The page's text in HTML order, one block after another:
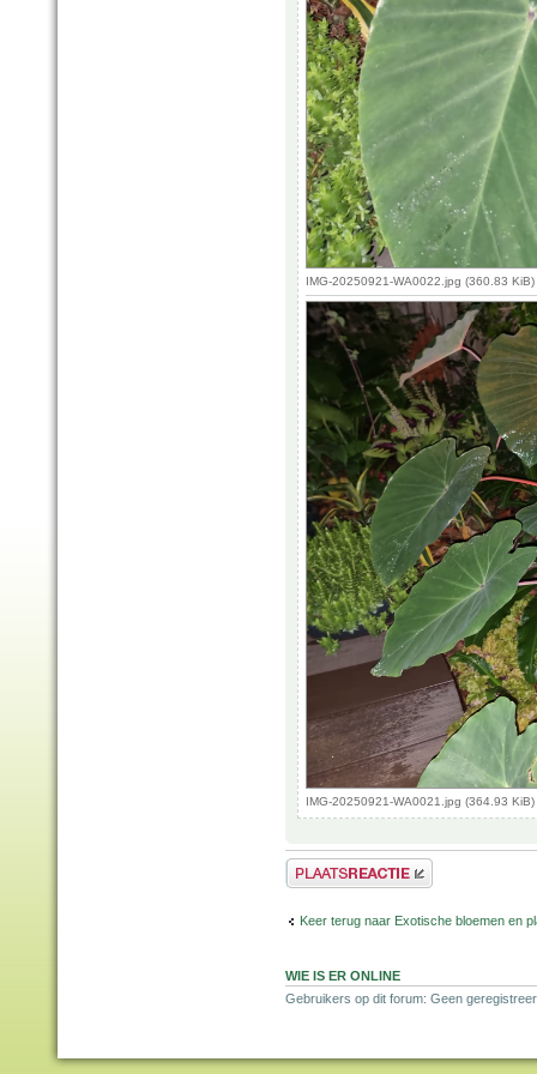
IMG-20250921-WA0022.jpg (360.83
IMG-20250921-WA0021.jpg (364.93
Plaats een reactie
Keer terug naar Exotische bloemen en
WIE IS ER ONLINE
Gebruikers op dit forum: Geen